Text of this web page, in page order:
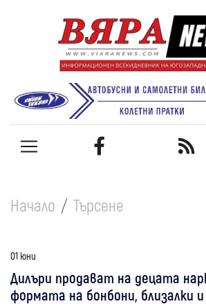
Начало Търсене
01 юни
Дилъри продават на децата
формата на бонбони, близалки